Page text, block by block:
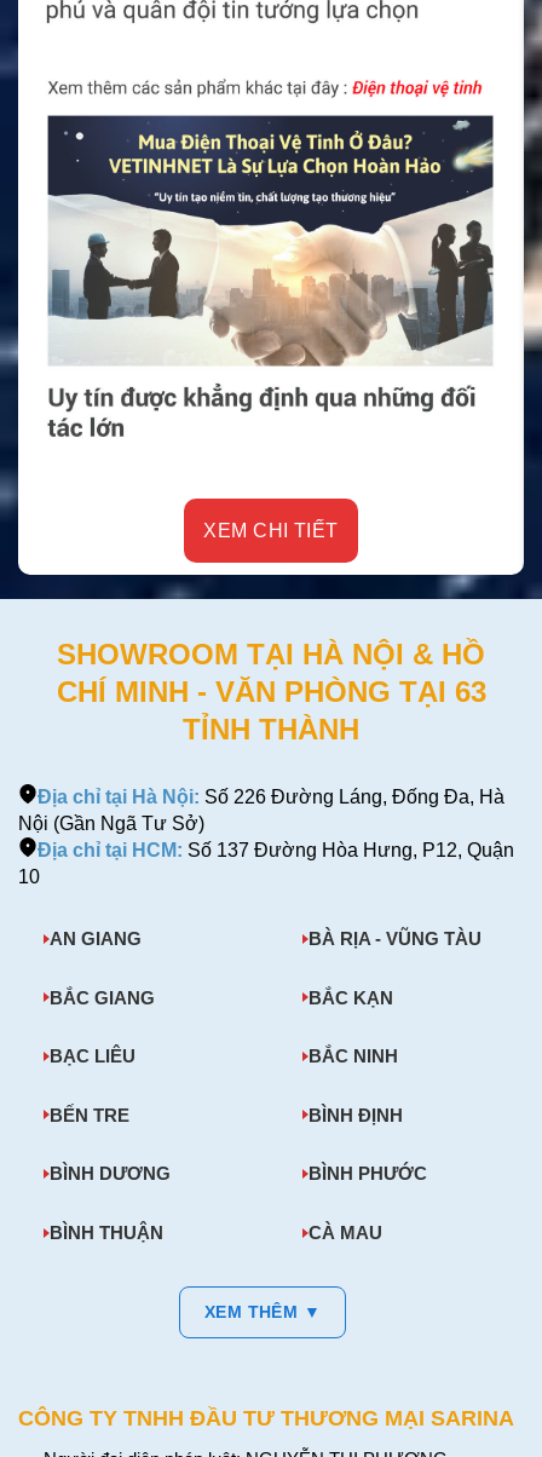
SHOWROOM TẠI HÀ NỘI & HỒ
CHÍ MINH - VĂN PHÒNG TẠI 63
TỈNH THÀNH
Địa chỉ tại Hà Nội: Số 226 Đường Láng, Đống Đa, Hà
Nội (Gần Ngã Tư Sở)
Địa chỉ tại HCM: Số 137 Đường Hòa Hưng, P12, Quận
10
AN GIANG BÀ RỊA - VŨNG TÀU
BẮC GIANG BẮC KẠN
BẠC LIÊU BẮC NINH
BẾN TRE BÌNH ĐỊNH
BÌNH DƯƠNG BÌNH PHƯỚC
BÌNH THUẬN CÀ MAU
XEM THÊM ▼
CÔNG TY TNHH ĐẦU TƯ THƯƠNG MẠI SARINA